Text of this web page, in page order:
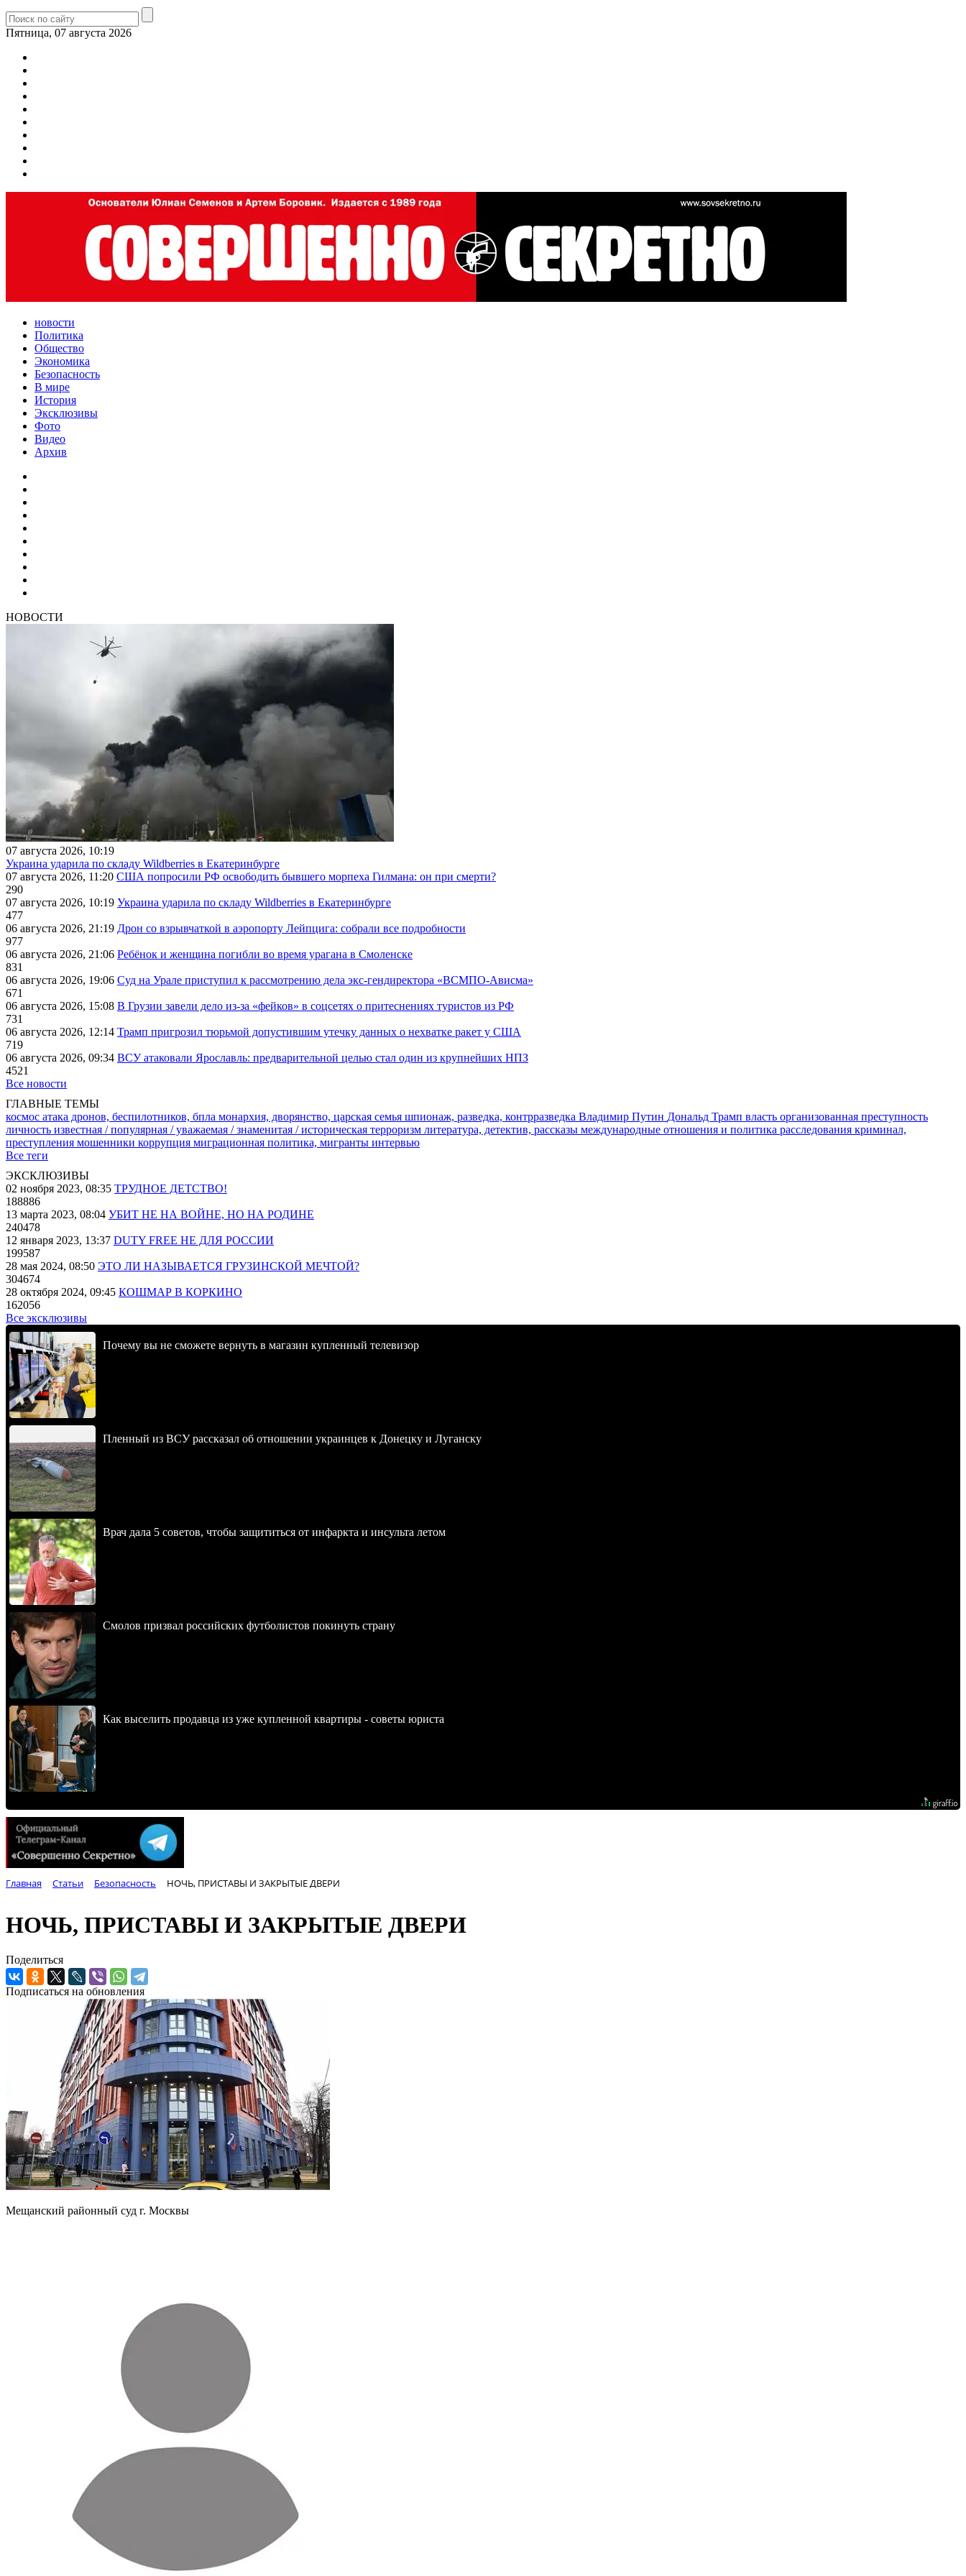
Пятница, 07 августа 2026
новости
Политика
Общество
Экономика
Безопасность
В мире
История
Эксклюзивы
Фото
Видео
Архив
НОВОСТИ
07 августа 2026, 10:19
Украина ударила по складу Wildberries в Екатеринбурге
07 августа 2026, 11:20 США попросили РФ освободить бывшего морпеха Гилмана: он при смерти?
290
07 августа 2026, 10:19 Украина ударила по складу Wildberries в Екатеринбурге
477
06 августа 2026, 21:19 Дрон со взрывчаткой в аэропорту Лейпцига: собрали все подробности
977
06 августа 2026, 21:06 Ребёнок и женщина погибли во время урагана в Смоленске
831
06 августа 2026, 19:06 Суд на Урале приступил к рассмотрению дела экс-гендиректора «ВСМПО-Ависма»
671
06 августа 2026, 15:08 В Грузии завели дело из-за «фейков» в соцсетях о притеснениях туристов из РФ
731
06 августа 2026, 12:14 Трамп пригрозил тюрьмой допустившим утечку данных о нехватке ракет у США
719
06 августа 2026, 09:34 ВСУ атаковали Ярославль: предварительной целью стал один из крупнейших НПЗ
4521
Все новости
ГЛАВНЫЕ ТЕМЫ
космос атака дронов, беспилотников, бпла монархия, дворянство, царская семья шпионаж, разведка, контрразведка Владимир Путин Дональд Трамп власть организованная преступность
личность известная / популярная / уважаемая / знаменитая / историческая терроризм литература, детектив, рассказы международные отношения и политика расследования криминал,
преступления мошенники коррупция миграционная политика, мигранты интервью
Все теги
ЭКСКЛЮЗИВЫ
02 ноября 2023, 08:35 ТРУДНОЕ ДЕТСТВО!
188886
13 марта 2023, 08:04 УБИТ НЕ НА ВОЙНЕ, НО НА РОДИНЕ
240478
12 января 2023, 13:37 DUTY FREE НЕ ДЛЯ РОССИИ
199587
28 мая 2024, 08:50 ЭТО ЛИ НАЗЫВАЕТСЯ ГРУЗИНСКОЙ МЕЧТОЙ?
304674
28 октября 2024, 09:45 КОШМАР В КОРКИНО
162056
Все эксклюзивы
Почему вы не сможете вернуть в магазин купленный телевизор
Пленный из ВСУ рассказал об отношении украинцев к Донецку и Луганску
Врач дала 5 советов, чтобы защититься от инфаркта и инсульта летом
Смолов призвал российских футболистов покинуть страну
Как выселить продавца из уже купленной квартиры - советы юриста
Главная Статьи Безопасность НОЧЬ, ПРИСТАВЫ И ЗАКРЫТЫЕ ДВЕРИ
НОЧЬ, ПРИСТАВЫ И ЗАКРЫТЫЕ ДВЕРИ
Поделиться
Подписаться на обновления
Мещанский районный суд г. Москвы